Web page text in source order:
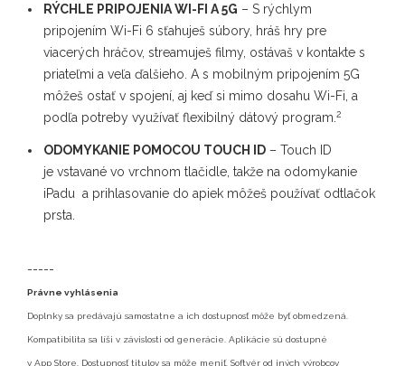
RÝCHLE PRIPOJENIA WI-FI A 5G – S rýchlym
pripojením Wi-Fi 6 sťahuješ súbory, hráš hry pre
viacerých hráčov, streamuješ filmy, ostávaš v kontakte s
priateľmi a veľa ďalšieho. A s mobilným pripojením 5G
môžeš ostať v spojení, aj keď si mimo dosahu Wi-Fi, a
podľa potreby využívať flexibilný dátový program. 2
ODOMYKANIE POMOCOU TOUCH ID – Touch ID
je vstavané vo vrchnom tlačidle, takže na odomykanie
iPadu a prihlasovanie do apiek môžeš používať odtlačok
prsta.
-----
Právne vyhlásenia
Doplnky sa predávajú samostatne a ich dostupnosť môže byť obmedzená.
Kompatibilita sa líši v závislosti od generácie. Aplikácie sú dostupné
v App Store. Dostupnosť titulov sa môže meniť. Softvér od iných výrobcov